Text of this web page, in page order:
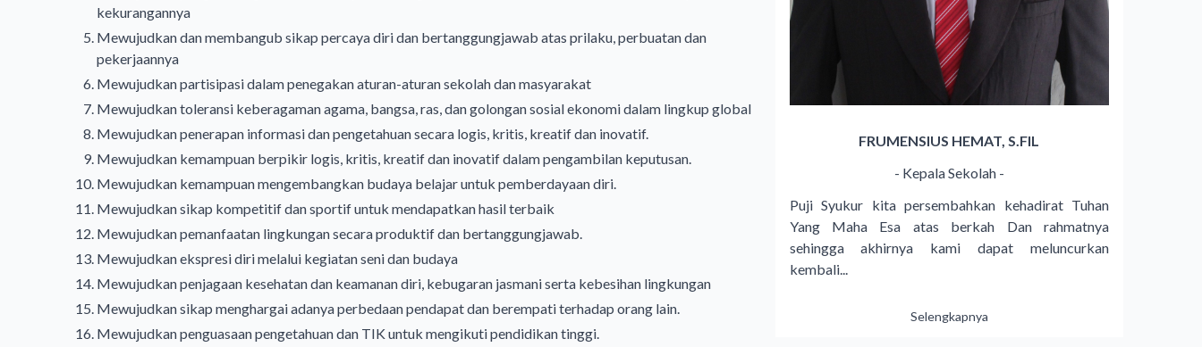
kekurangannya
Mewujudkan dan membangub sikap percaya diri dan bertanggungjawab atas prilaku, perbuatan dan
pekerjaannya
Mewujudkan partisipasi dalam penegakan aturan-aturan sekolah dan masyarakat
Mewujudkan toleransi keberagaman agama, bangsa, ras, dan golongan sosial ekonomi dalam lingkup global
Mewujudkan penerapan informasi dan pengetahuan secara logis, kritis, kreatif dan inovatif.
Mewujudkan kemampuan berpikir logis, kritis, kreatif dan inovatif dalam pengambilan keputusan.
Mewujudkan kemampuan mengembangkan budaya belajar untuk pemberdayaan diri.
Mewujudkan sikap kompetitif dan sportif untuk mendapatkan hasil terbaik
Mewujudkan pemanfaatan lingkungan secara produktif dan bertanggungjawab.
Mewujudkan ekspresi diri melalui kegiatan seni dan budaya
Mewujudkan penjagaan kesehatan dan keamanan diri, kebugaran jasmani serta kebesihan lingkungan
Mewujudkan sikap menghargai adanya perbedaan pendapat dan berempati terhadap orang lain.
Mewujudkan penguasaan pengetahuan dan TIK untuk mengikuti pendidikan tinggi.
FRUMENSIUS HEMAT, S.FIL
- Kepala Sekolah -
Puji Syukur kita persembahkan kehadirat Tuhan
Yang Maha Esa atas berkah Dan rahmatnya
sehingga akhirnya kami dapat meluncurkan
kembali...
Selengkapnya